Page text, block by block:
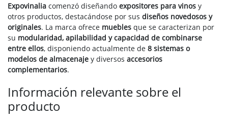
Expovinalia comenzó diseñando expositores para vinos y
otros productos, destacándose por sus diseños novedosos y
originales. La marca ofrece muebles que se caracterizan por
su modularidad, apilabilidad y capacidad de combinarse
entre ellos, disponiendo actualmente de 8 sistemas o
modelos de almacenaje y diversos accesorios
complementarios.
Información relevante sobre el
producto